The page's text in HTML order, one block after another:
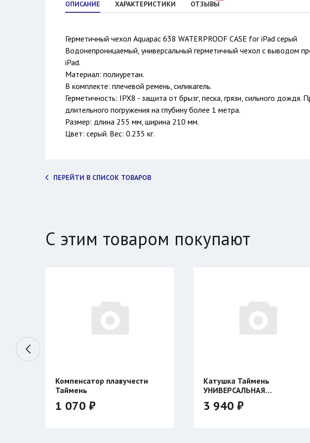
ОПИСАНИЕ ХАРАКТЕРИСТИКИ ОТЗЫВЫ
Герметичный чехол Aquapac 638 WATERPROOF CASE for iPad серый
Водонепроницаемый, универсальный герметичный чехол с выводом
iPad.
Материал: полиуретан.
В комплекте: плечевой ремень, силикагель.
Герметичность: IPX8 - защита от брызг, песка, грязи, сильного дождя.
длительного погружения на глубину более 1 метра.
Размер: длина 255 мм, ширина 210 мм.
Цвет: серый. Вес: 0.235 кг.
ПЕРЕЙТИ В СПИСОК ТОВАРОВ
С этим товаром покупают
Компенсатор плавучести
Таймень
1 070 ₽
Катушка Таймень
УНИВЕРСАЛЬНАЯ
двухсторонняя
3 940 ₽